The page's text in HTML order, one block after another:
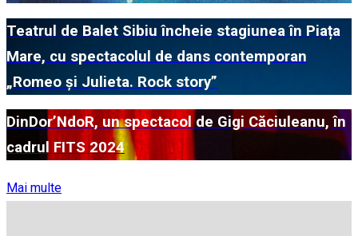
Teatrul de Balet Sibiu încheie stagiunea în Piața
Mare, cu spectacolul de dans contemporan
„Romeo și Julieta. Rock story”
DinDor’NdoR, un spectacol de Gigi Căciuleanu, în
cadrul FITS 2024
Mai multe